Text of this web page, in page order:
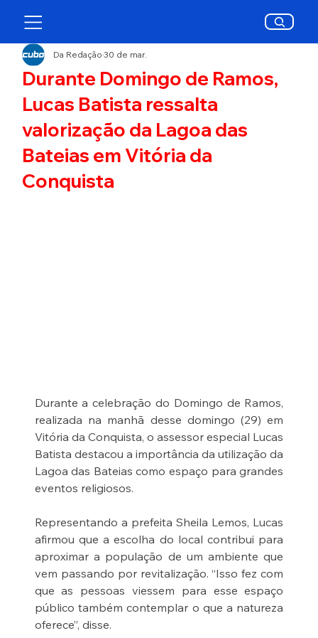
Durante Domingo de Ramos,
Lucas Batista ressalta
valorização da Lagoa das
Bateias em Vitória da
Conquista
Da Redação30 de mar.
Durante a celebração do Domingo de Ramos,
realizada na manhã desse domingo (29) em
Vitória da Conquista, o assessor especial Lucas
Batista destacou a importância da utilização da
Lagoa das Bateias como espaço para grandes
eventos religiosos.
Representando a prefeita Sheila Lemos, Lucas
afirmou que a escolha do local contribui para
aproximar a população de um ambiente que
vem passando por revitalização. “Isso fez com
que as pessoas viessem para esse espaço
público também contemplar o que a natureza
oferece”, disse.